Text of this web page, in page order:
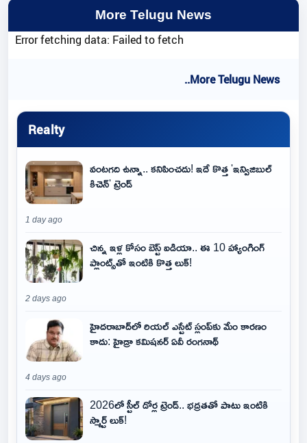
More Telugu News
Error fetching data: Failed to fetch
..More Telugu News
Realty
వంటగది ఉన్నా.. కనిపించదు! ఇదే కొత్త 'ఇన్విజిబుల్
కిచెన్' ట్రెండ్
1 day ago
చిన్న ఇళ్ల కోసం బెస్ట్ ఐడియా.. ఈ 10 హ్యాంగింగ్
ప్లాంట్స్‌తో ఇంటికి కొత్త లుక్!
2 days ago
హైదరాబాద్‌లో రియల్ ఎస్టేట్ స్లంప్‌కు మేం కారణం
కాదు: హైడ్రా కమిషనర్ ఏవీ రంగనాథ్
4 days ago
2026లో స్టీల్ డోర్ల ట్రెండ్.. భద్రతతో పాటు ఇంటికి
స్మార్ట్ లుక్!